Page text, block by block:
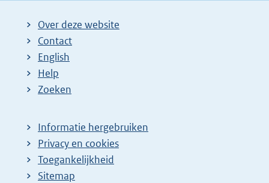
Over deze website
Contact
English
Help
Zoeken
Informatie hergebruiken
Privacy en cookies
Toegankelijkheid
Sitemap